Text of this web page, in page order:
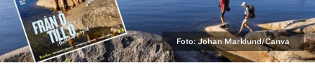
Foto: Johan Marklund/Canva